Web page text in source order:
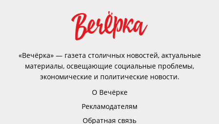
«Вечёрка» — газета столичных новостей, актуальные
материалы, освещающие социальные проблемы,
экономические и политические новости.
О Вечёрке
Рекламодателям
Обратная связь